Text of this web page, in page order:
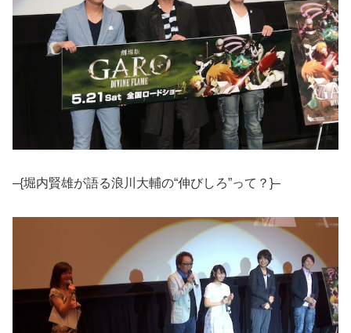
–{堀内賢雄が語る浪川大輔の“伸びしろ”って？}–